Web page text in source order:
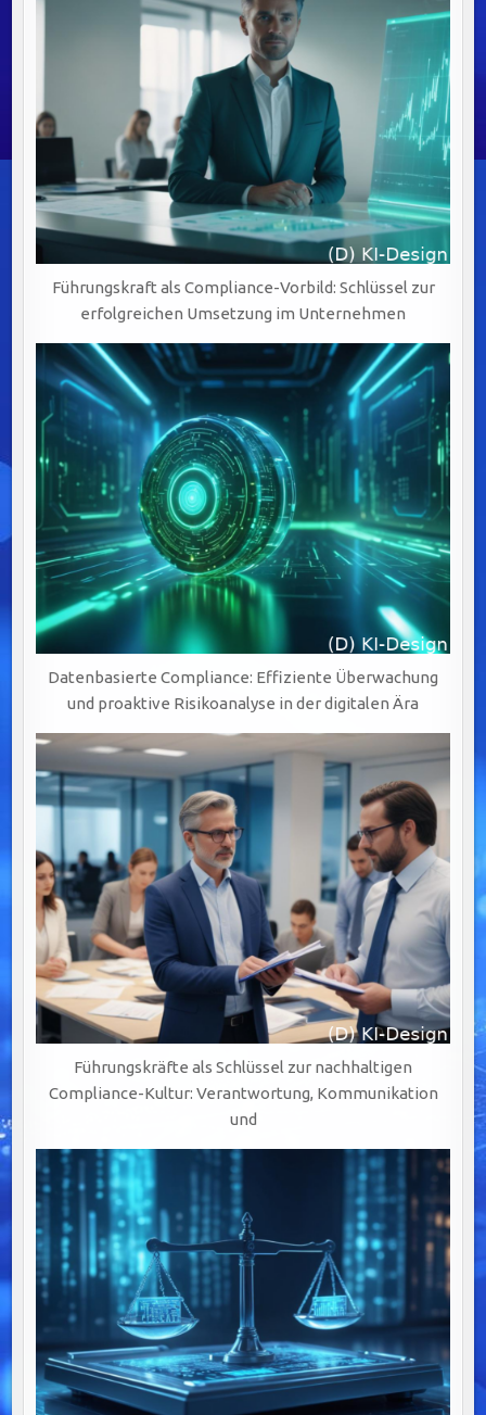
Führungskraft als Compliance-Vorbild: Schlüssel zur
erfolgreichen Umsetzung im Unternehmen
Datenbasierte Compliance: Effiziente Überwachung
und proaktive Risikoanalyse in der digitalen Ära
Führungskräfte als Schlüssel zur nachhaltigen
Compliance-Kultur: Verantwortung, Kommunikation
und